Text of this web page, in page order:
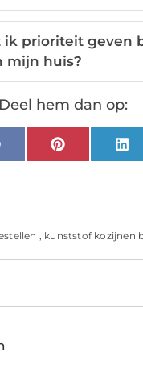
ik prioriteit geven
mijn huis?
hem dan op:
FacebookPinterest
, kunststof kozijnen